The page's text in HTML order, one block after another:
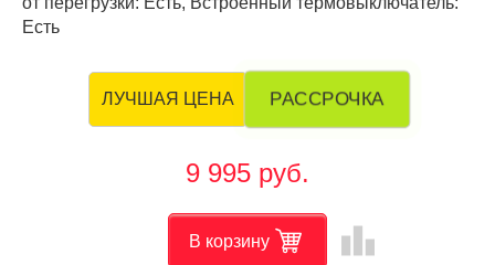
Есть
ЛУЧШАЯ ЦЕНА РАССРОЧКА
9 995 руб.
В корзину leaderboard